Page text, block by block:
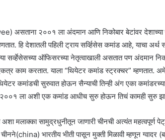
असताना २००१ ला अंदमान आणि निकोबार बेटांवर देशाच्या
हि देशातली पहिली ट्राय सर्व्हिसेस कमांड आहे, याचा अर्थ
सर्व्हेसेसच्या ऑफिसरच्या नेतृत्वाखाली असतात पण अंदमान
एकत्र काम करतात. याला “थियेटर कमांड स्ट्रक्चर” म्हणतात.
कमांडची सुरुवात होऊन सैन्याची तिन्ही अंग एका
२००१ ला अशी एक कमांड आधीच सुरु होऊन तिचं कामही सुरु
मलाक्का सामुद्रधुनीतून जाणारी चीनची अत्यंत महत्वपूर्ण
भारतीय भीती पासून मुक्ती मिळावी म्हणून ग्वादर